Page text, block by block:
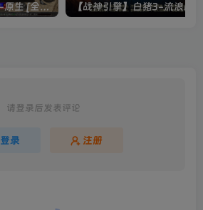
【战神引擎】免授权-原生 [全屏自动拾取] 插件 + 配置教程（更新修复版，具体自测）
请登录后发表评论
登录 注册